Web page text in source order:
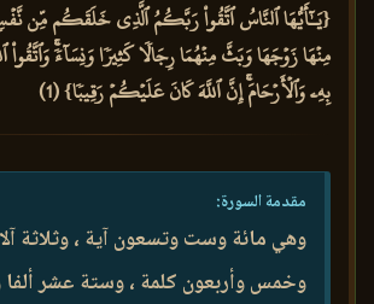
{يَـٰٓأَيُّهَا ٱلنَّاسُ ٱتَّقُواْ رَبَّكُمُ ٱلَّذِي خَلَقَكُم مِّن
مِنۡهَا زَوۡجَهَا وَبَثَّ مِنۡهُمَا رِجَالٗا كَثِيرٗا وَنِسَآءٗۚ وَٱتَّقُواْ
بِهِۦ وَٱلۡأَرۡحَامَۚ إِنَّ ٱللَّهَ كَانَ عَلَيۡكُمۡ رَقِيبٗا} (1)
مقدمة السورة:
وهي مائة وست وتسعون آية ، وثلاثة
وخمس وأربعون كلمة ، وستة عشر ألفا